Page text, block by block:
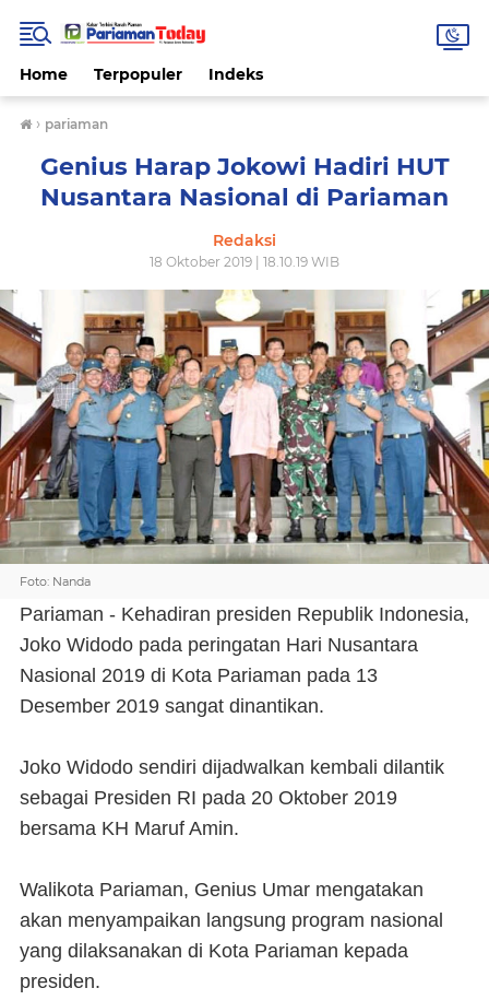
Home Terpopuler Indeks
› pariaman
Genius Harap Jokowi Hadiri HUT
Nusantara Nasional di Pariaman
Redaksi
18 Oktober 2019 | 18.10.19 WIB
Foto: Nanda
Pariaman - Kehadiran presiden Republik Indonesia,
Joko Widodo pada peringatan Hari Nusantara
Nasional 2019 di Kota Pariaman pada 13
Desember 2019 sangat dinantikan.
Joko Widodo sendiri dijadwalkan kembali dilantik
sebagai Presiden RI pada 20 Oktober 2019
bersama KH Maruf Amin.
Walikota Pariaman, Genius Umar mengatakan
akan menyampaikan langsung program nasional
yang dilaksanakan di Kota Pariaman kepada
presiden.